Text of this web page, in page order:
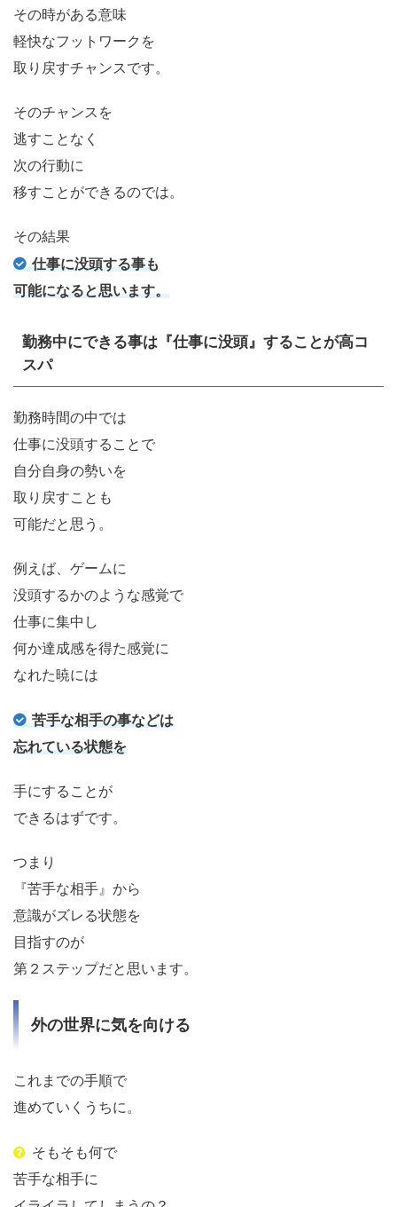
その時がある意味
軽快なフットワークを
取り戻すチャンスです。
そのチャンスを
逃すことなく
次の行動に
移すことができるのでは。
その結果
仕事に没頭する事も
可能になると思います。
勤務中にできる事は『仕事に没頭』することが高コ
スパ
勤務時間の中では
仕事に没頭することで
自分自身の勢いを
取り戻すことも
可能だと思う。
例えば、ゲームに
没頭するかのような感覚で
仕事に集中し
何か達成感を得た感覚に
なれた暁には
苦手な相手の事などは
忘れている状態を
手にすることが
できるはずです。
つまり
『苦手な相手』から
意識がズレる状態を
目指すのが
第２ステップだと思います。
外の世界に気を向ける
これまでの手順で
進めていくうちに。
そもそも何で
苦手な相手に